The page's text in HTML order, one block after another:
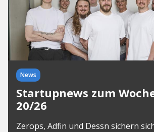
News
Startupnews zum
20/26
Zerops, Adfin und Dessn sichern